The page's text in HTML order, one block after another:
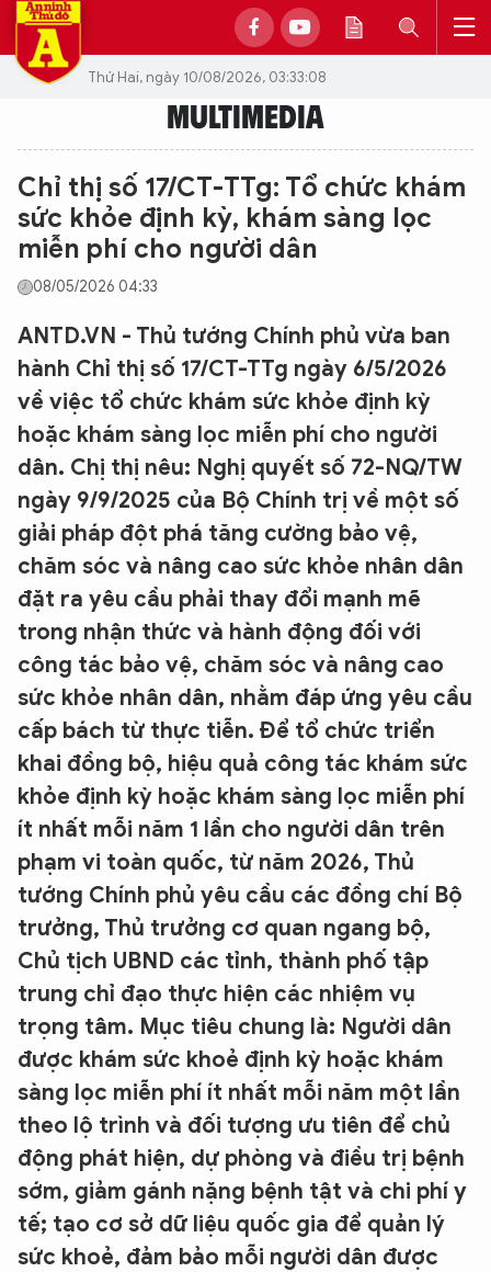
Thứ Hai, ngày 10/08/2026, 03:33:08
MULTIMEDIA
Chỉ thị số 17/CT-TTg: Tổ chức khám
sức khỏe định kỳ, khám sàng lọc
miễn phí cho người dân
08/05/2026 04:33
ANTD.VN - Thủ tướng Chính phủ vừa ban
hành Chỉ thị số 17/CT-TTg ngày 6/5/2026
về việc tổ chức khám sức khỏe định kỳ
hoặc khám sàng lọc miễn phí cho người
dân. Chị thị nêu: Nghị quyết số 72-NQ/TW
ngày 9/9/2025 của Bộ Chính trị về một số
giải pháp đột phá tăng cường bảo vệ,
chăm sóc và nâng cao sức khỏe nhân dân
đặt ra yêu cầu phải thay đổi mạnh mẽ
trong nhận thức và hành động đối với
công tác bảo vệ, chăm sóc và nâng cao
sức khỏe nhân dân, nhằm đáp ứng yêu cầu
cấp bách từ thực tiễn. Để tổ chức triển
khai đồng bộ, hiệu quả công tác khám sức
khỏe định kỳ hoặc khám sàng lọc miễn phí
ít nhất mỗi năm 1 lần cho người dân trên
phạm vi toàn quốc, từ năm 2026, Thủ
tướng Chính phủ yêu cầu các đồng chí Bộ
trưởng, Thủ trưởng cơ quan ngang bộ,
Chủ tịch UBND các tỉnh, thành phố tập
trung chỉ đạo thực hiện các nhiệm vụ
trọng tâm. Mục tiêu chung là: Người dân
được khám sức khoẻ định kỳ hoặc khám
sàng lọc miễn phí ít nhất mỗi năm một lần
theo lộ trình và đối tượng ưu tiên để chủ
động phát hiện, dự phòng và điều trị bệnh
sớm, giảm gánh nặng bệnh tật và chi phí y
tế; tạo cơ sở dữ liệu quốc gia để quản lý
sức khoẻ, đảm bảo mỗi người dân được